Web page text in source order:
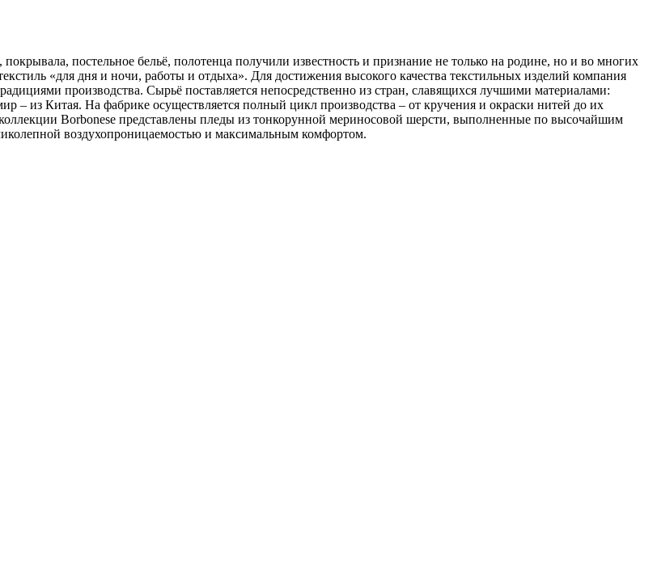
постельное бельё, полотенца получили известность и признание не только на родине, но и во многих
«для дня и ночи, работы и отдыха». Для достижения высокого качества текстильных изделий компания
производства. Сырьё поставляется непосредственно из стран, славящихся лучшими материалами:
из Китая. На фабрике осуществляется полный цикл производства – от кручения и окраски нитей до их
Borbonese представлены пледы из тонкорунной мериносовой шерсти, выполненные по высочайшим
воздухопроницаемостью и максимальным комфортом.